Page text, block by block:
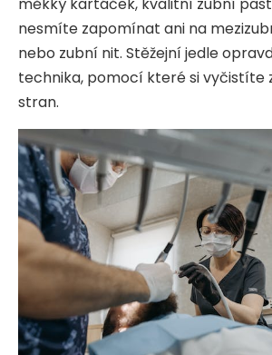
měkký kartáček, kvalitní zubní
nesmíte zapomínat ani na
nebo zubní nit. Stěžejní jedle
technika, pomocí které si vyčistíte
stran.